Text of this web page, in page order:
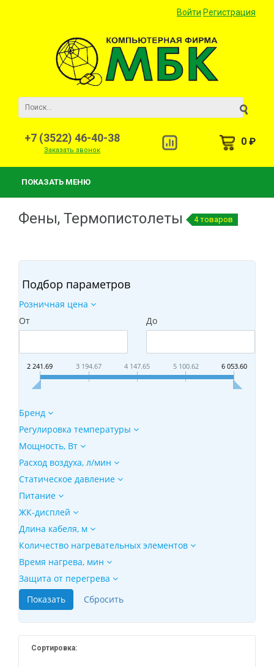
Войти Регистрация
+7 (3522) 46-40-38
Заказать звонок
0 ₽
ПОКАЗАТЬ МЕНЮ
Фены, Термопистолеты 4 товаров
Подбор параметров
Розничная цена
От
До
2 241.69 3 194.67 4 147.65 5 100.62 6 053.60
Бренд
Регулировка температуры
Мощность, Вт
Расход воздуха, л/мин
Статическое давление
Питание
ЖК-дисплей
Длина кабеля, м
Количество нагревательных элементов
Время нагрева, мин
Защита от перегрева
Сортировка: